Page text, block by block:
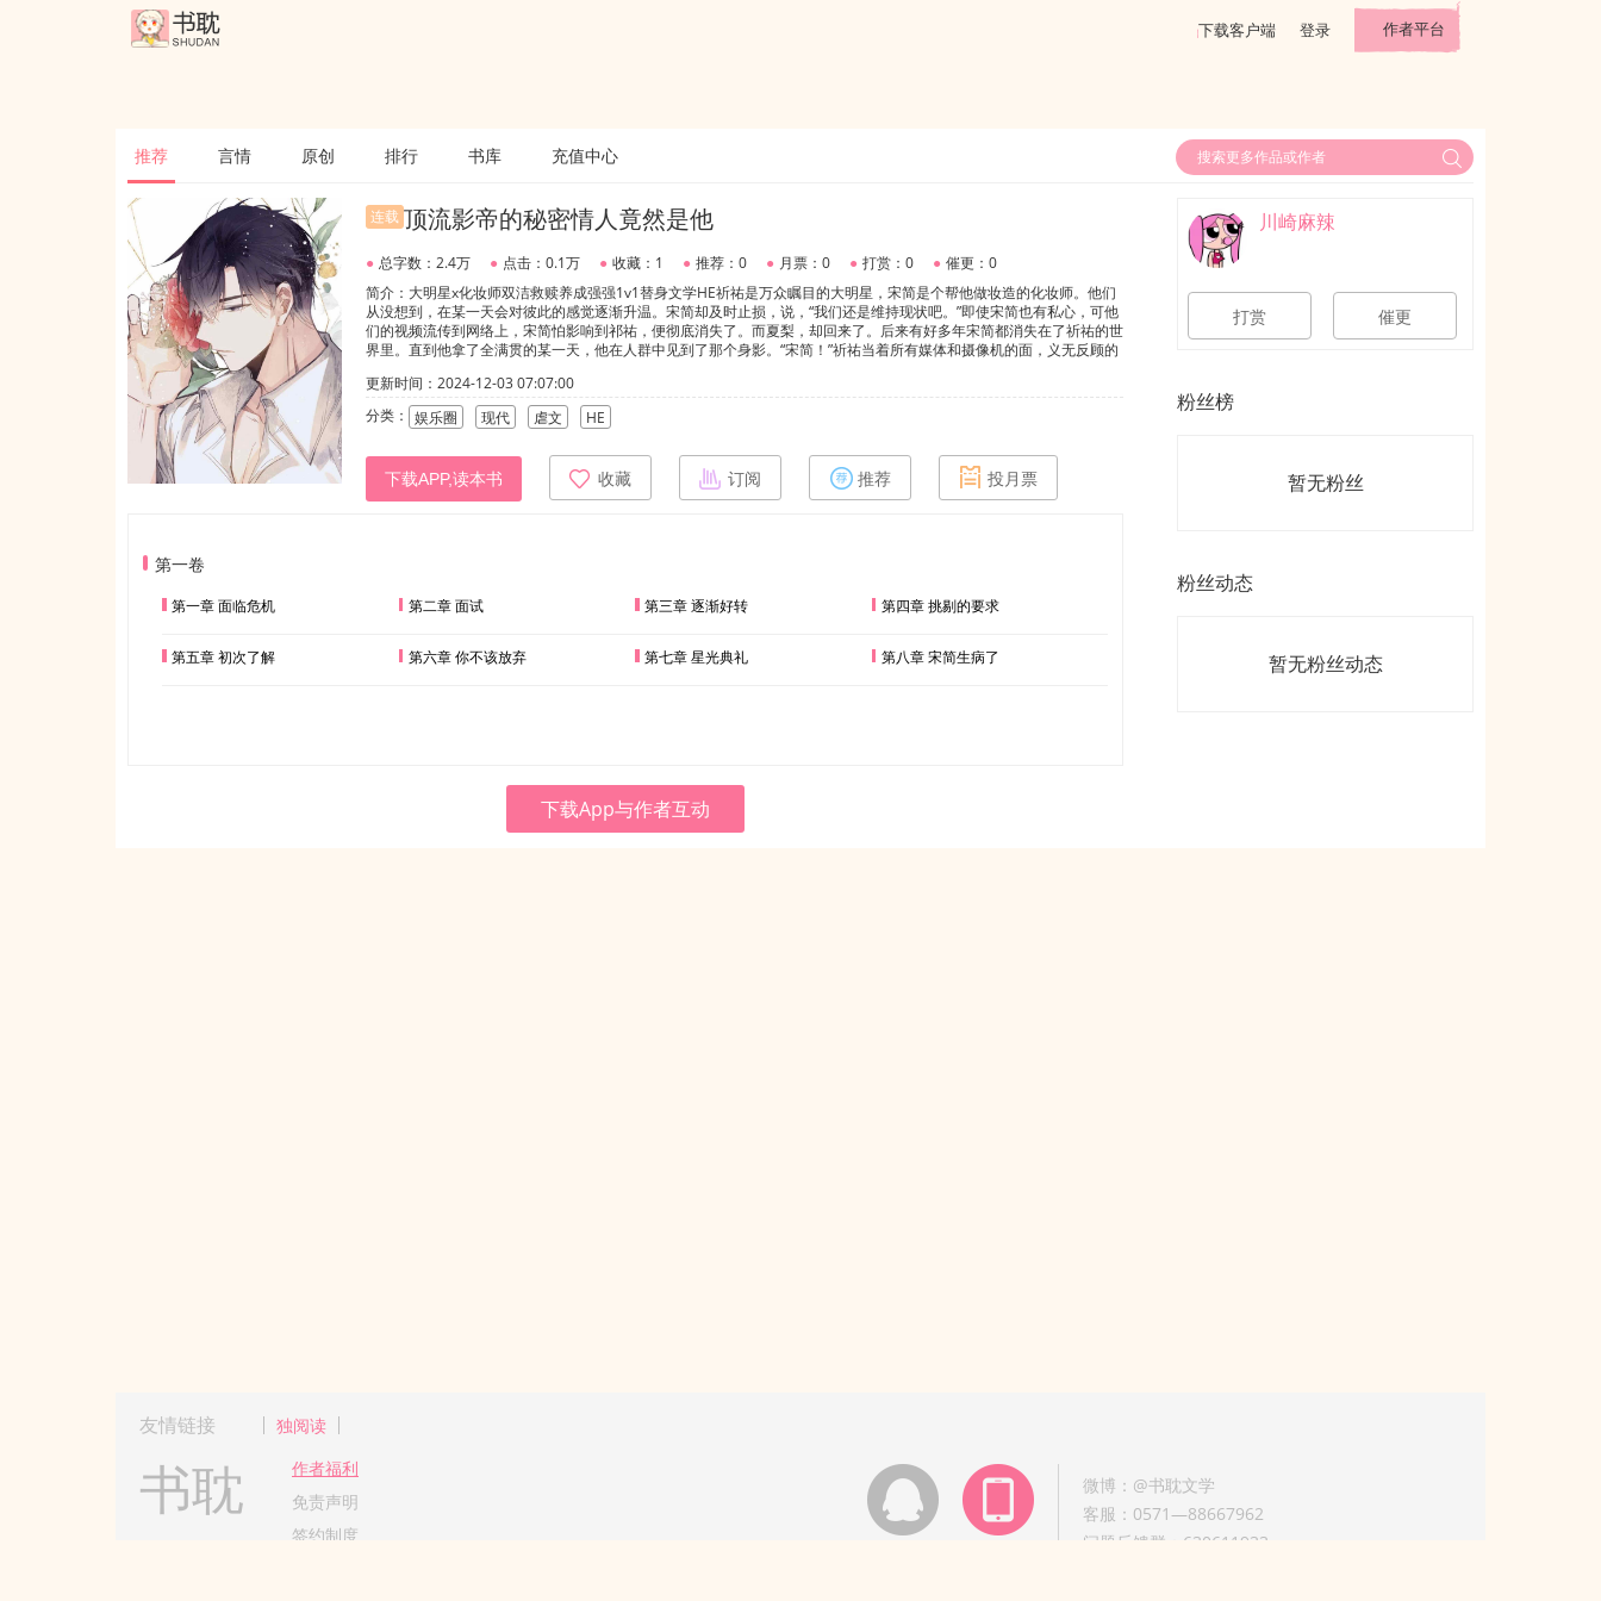
下载客户端 登录 作者平台
推荐 言情 原创 排行 书库 充值中心
连载 顶流影帝的秘密情人竟然是他
● 总字数：2.4万 ● 点击：0.1万 ● 收藏：1 ● 推荐：0 ● 月票：0 ● 打赏：0 ● 催更：0
简介：大明星x化妆师双洁救赎养成强强1v1替身文学HE祈祐是万众瞩目的大明星，宋简是个帮他做妆造的化妆师。他们
从没想到，在某一天会对彼此的感觉逐渐升温。宋简却及时止损，说，“我们还是维持现状吧。”即使宋简也有私心，可他
们的视频流传到网络上，宋简怕影响到祁祐，便彻底消失了。而夏梨，却回来了。后来有好多年宋简都消失在了祈祐的世
界里。直到他拿了全满贯的某一天，他在人群中见到了那个身影。“宋简！”祈祐当着所有媒体和摄像机的面，义无反顾的
不好。”...
更新时间：2024-12-03 07:07:00
分类： 娱乐圈 现代 虐文 HE
下载APP,读本书 收藏 订阅 推荐 投月票
第一卷
第一章 面临危机 第二章 面试 第三章 逐渐好转 第四章 挑剔的要求
第五章 初次了解 第六章 你不该放弃 第七章 星光典礼 第八章 宋简生病了
下载App与作者互动
川崎麻辣
打赏 催更
粉丝榜
暂无粉丝
粉丝动态
暂无粉丝动态
友情链接 独阅读
书耽
作者福利
免责声明
签约制度
微博：@书耽文学
客服：0571—88667962
问题反馈群：630611933